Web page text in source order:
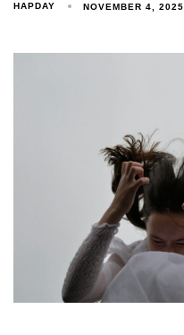
HAPDAY NOVEMBER 4, 2025